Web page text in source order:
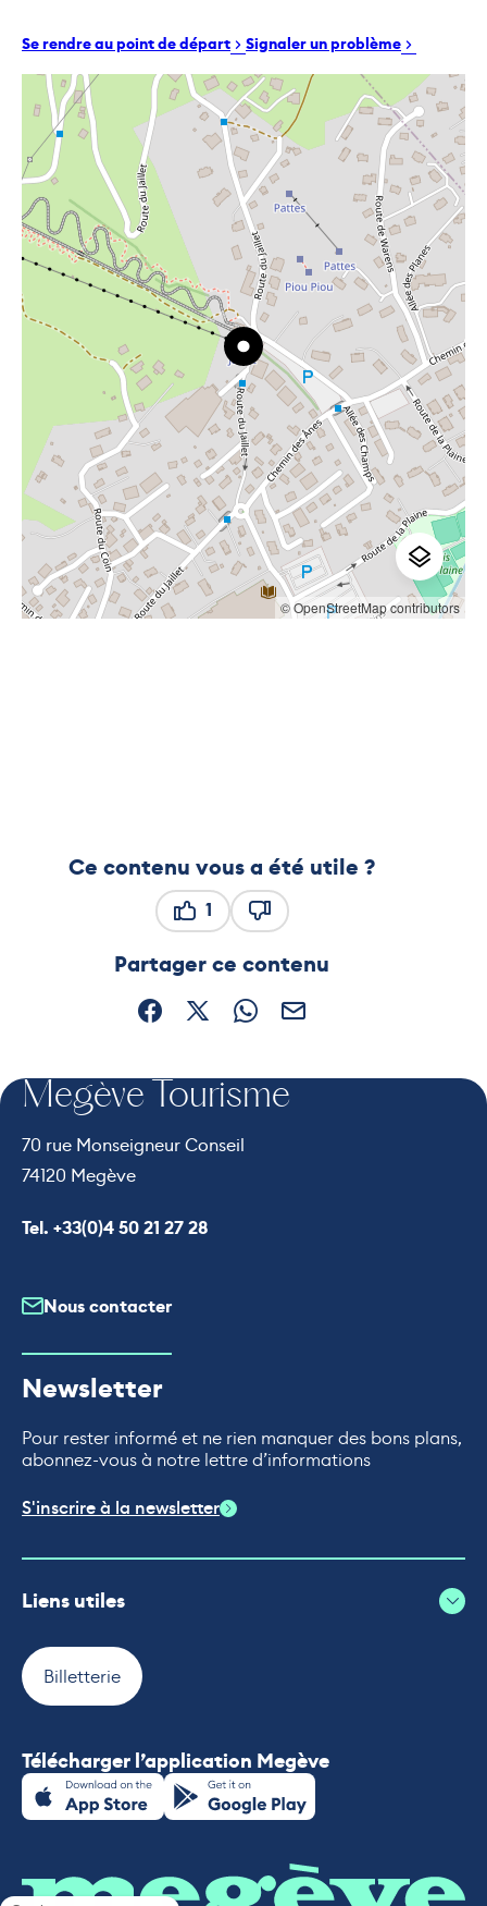
Se rendre au point de départ Signaler un problème
© OpenStreetMap contributors
Ce contenu vous a été utile ?
1
Partager ce contenu
Partager sur Facebook (nouvelle fenêtre)
Partager sur X / Twitter (nouvelle
Partager sur WhatsApp
Partager par mail
Megève Tourisme
70 rue Monseigneur Conseil
74120 Megève
Appeler le
Tel. +33(0)4 50 21 27 28
Nous contacter
Newsletter
Pour rester informé et ne rien manquer des bons plans,
abonnez-vous à notre lettre d’informations
S'inscrire à la newsletter
Liens utiles
Billetterie
Télécharger l’application Megève